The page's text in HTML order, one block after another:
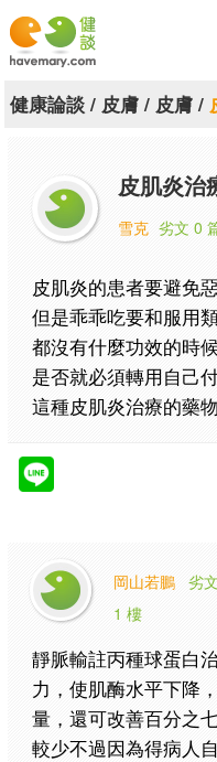
漫漫健康
關於健談
聯絡我們
下載專區
健康論談/ 皮膚/ 皮膚/
皮肌炎治
雪克 劣文 0
皮肌炎的患者要避免
但是乖乖吃要和服用
都沒有什麼功效的時候
是否就必須轉用自己
這種皮肌炎治療的藥
岡山若鵬 劣
1 樓
靜脈輸註丙種球蛋白
力，使肌酶水平下降
量，還可改善百分之
較少不過因為得病人